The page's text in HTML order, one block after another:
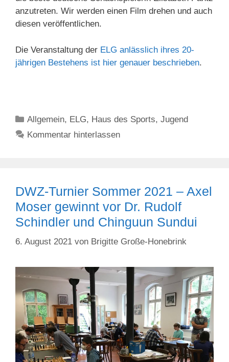
anzutreten. Wir werden einen Film drehen und auch
diesen veröffentlichen.
Die Veranstaltung der ELG anlässlich ihres 20-
jährigen Bestehens ist hier genauer beschrieben.
Kategorien
Allgemein, ELG, Haus des Sports,Jugend
Kommentar hinterlassen
DWZ-Turnier Sommer 2021 – Axel
Moser gewinnt vor Dr. Rudolf
Schindler und Chinguun Sundui
6. August 2021 von Brigitte Große-Honebrink